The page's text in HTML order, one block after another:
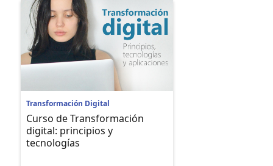
Transformación Digital
Curso de Transformación
digital: principios y
tecnologías